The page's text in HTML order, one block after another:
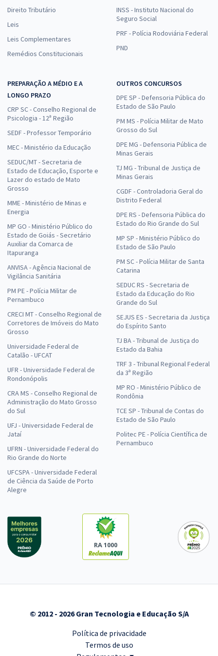
Direito Tributário
Leis
Leis Complementares
Remédios Constitucionais
INSS - Instituto Nacional do
Seguro Social
PRF - Polícia Rodoviária Federal
PND
PREPARAÇÃO A MÉDIO E A
LONGO PRAZO
CRP SC - Conselho Regional de
Psicologia - 12ª Região
SEDF - Professor Temporário
MEC - Ministério da Educação
SEDUC/MT - Secretaria de
Estado de Educação, Esporte e
Lazer do estado de Mato
Grosso
MME - Ministério de Minas e
Energia
MP GO - Ministério Público do
Estado de Goiás - Secretário
Auxiliar da Comarca de
Itapuranga
ANVISA - Agência Nacional de
Vigilância Sanitária
PM PE - Polícia Militar de
Pernambuco
CRECI MT - Conselho Regional de
Corretores de Imóveis do Mato
Grosso
Universidade Federal de
Catalão - UFCAT
UFR - Universidade Federal de
Rondonópolis
CRA MS - Conselho Regional de
Administração do Mato Grosso
do Sul
UFJ - Universidade Federal de
Jataí
UFRN - Universidade Federal do
Rio Grande do Norte
UFCSPA - Universidade Federal
de Ciência da Saúde de Porto
Alegre
OUTROS CONCURSOS
DPE SP - Defensoria Pública do
Estado de São Paulo
PM MS - Polícia Militar de Mato
Grosso do Sul
DPE MG - Defensoria Pública de
Minas Gerais
TJ MG - Tribunal de Justiça de
Minas Gerais
CGDF - Controladoria Geral do
Distrito Federal
DPE RS - Defensoria Pública do
Estado do Rio Grande do Sul
MP SP - Ministério Público do
Estado de São Paulo
PM SC - Polícia Militar de Santa
Catarina
SEDUC RS - Secretaria de
Estado da Educação do Rio
Grande do Sul
SEJUS ES - Secretaria da Justiça
do Espírito Santo
TJ BA - Tribunal de Justiça do
Estado da Bahia
TRF 3 - Tribunal Regional Federal
da 3ª Região
MP RO - Ministério Público de
Rondônia
TCE SP - Tribunal de Contas do
Estado de São Paulo
Politec PE - Polícia Científica de
Pernambuco
RA 1000
© 2012 - 2026 Gran Tecnologia e Educação S/A
Política de privacidade
Termos de uso